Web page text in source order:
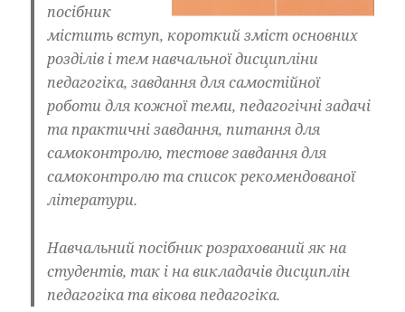
посібник
містить вступ, короткий зміст основних
розділів і тем навчальної дисципліни
педагогіка, завдання для самостійної
роботи для кожної теми, педагогічні задачі
та практичні завдання, питання для
самоконтролю, тестове завдання для
самоконтролю та список рекомендованої
літератури.
Навчальний посібник розрахований як на
студентів, так і на викладачів дисциплін
педагогіка та вікова педагогіка.